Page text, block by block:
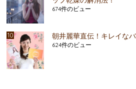
674件のビュー
朝井麗華直伝！キレイな
624件のビュー